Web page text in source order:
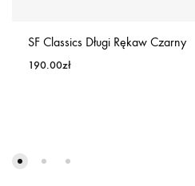
SF Classics Długi Rękaw Czarny
190.00zł